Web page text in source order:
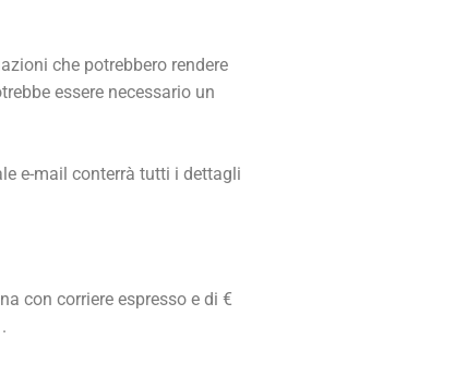
che potrebbero rendere
essere necessario un
e-mail conterrà tutti i dettagli
con corriere espresso e di €
.